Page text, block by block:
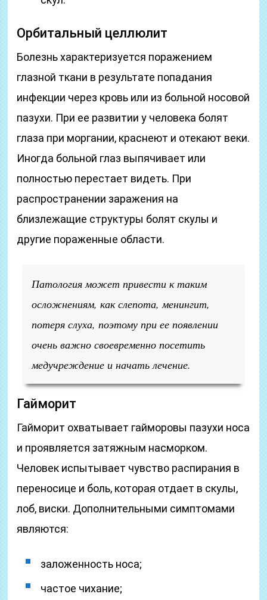
Орбитальный целлюлит
Болезнь характеризуется поражением
глазной ткани в результате попадания
инфекции через кровь или из больной носовой
пазухи. При ее развитии у человека болят
глаза при моргании, краснеют и отекают веки.
Иногда больной глаз выпячивает или
полностью перестает видеть. При
распространении заражения на
близлежащие структуры болят скулы и
другие пораженные области.
Патология может привести к таким
осложнениям, как слепота, менингит,
потеря слуха, поэтому при ее появлении
очень важно своевременно посетить
медучреждение и начать лечение.
Гайморит
Гайморит охватывает гайморовы пазухи носа
и проявляется затяжным насморком.
Человек испытывает чувство распирания в
переносице и боль, которая отдает в скулы,
лоб, виски. Дополнительными симптомами
являются:
заложенность носа;
частое чихание;